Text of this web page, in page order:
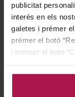
publicitat
interès en els
galetes i prémer
prémer el botó
i prémer el botó
complexos
perfecte i una
cada ocasió.